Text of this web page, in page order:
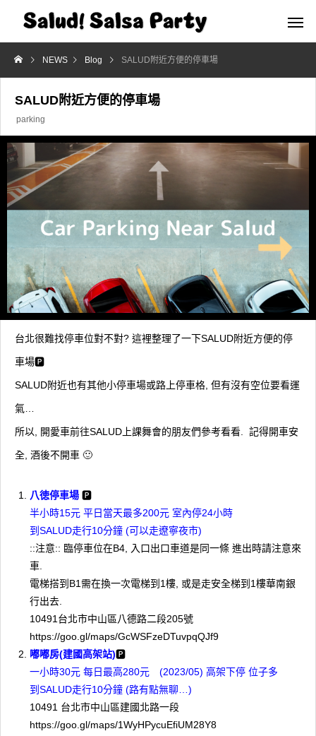
NEWS Blog SALUD附近方便的停車場
SALUD附近方便的停車場
parking
台北很難找停車位對不對? 這裡整理了一下SALUD附近方便的停
車場🅿
SALUD附近也有其他小停車場或路上停車格, 但有沒有空位要看運
氣…
所以, 開愛車前往SALUD上課舞會的朋友們參考看看. 記得開車安
全, 酒後不開車 🙂
八徳停車場 🅿
半小時15元 平日當天最多200元 室內停24小時
到SALUD走行10分鐘 (可以走遼寧夜市)
::注意:: 臨停車位在B4, 入口出口車道是同一條 進出時請注意來
車.
電梯搭到B1需在換一次電梯到1樓, 或是走安全梯到1樓華南銀
行出去.
10491台北市中山區八德路二段205號
https://goo.gl/maps/GcWSFzeDTuvpqQJf9
嘟嘟房(建國高架站)🅿
一小時30元 每日最高280元 (2023/05) 高架下停 位子多
到SALUD走行10分鐘 (路有點無聊…)
10491 台北市中山區建國北路一段
https://goo.gl/maps/1WyHPycuEfiUM28Y8